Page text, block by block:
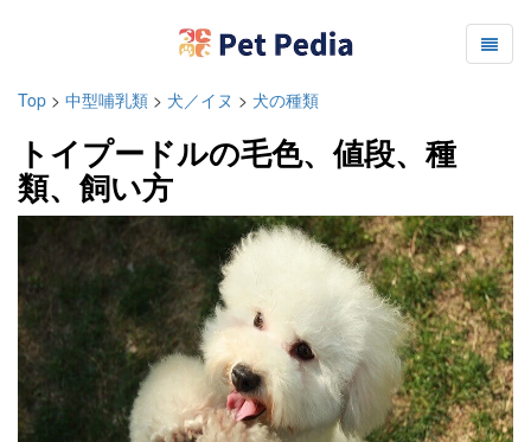
Top > 中型哺乳類 > 犬／イヌ > 犬の種類
トイプードルの毛色、値段、種
類、飼い方